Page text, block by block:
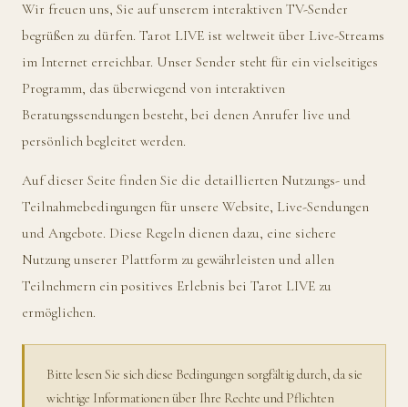
Wir freuen uns, Sie auf unserem interaktiven TV-Sender
begrüßen zu dürfen. Tarot LIVE ist weltweit über Live-Streams
im Internet erreichbar. Unser Sender steht für ein vielseitiges
Programm, das überwiegend von interaktiven
Beratungssendungen besteht, bei denen Anrufer live und
persönlich begleitet werden.
Auf dieser Seite finden Sie die detaillierten Nutzungs- und
Teilnahmebedingungen für unsere Website, Live-Sendungen
und Angebote. Diese Regeln dienen dazu, eine sichere
Nutzung unserer Plattform zu gewährleisten und allen
Teilnehmern ein positives Erlebnis bei Tarot LIVE zu
ermöglichen.
Bitte lesen Sie sich diese Bedingungen sorgfältig durch, da sie
wichtige Informationen über Ihre Rechte und Pflichten